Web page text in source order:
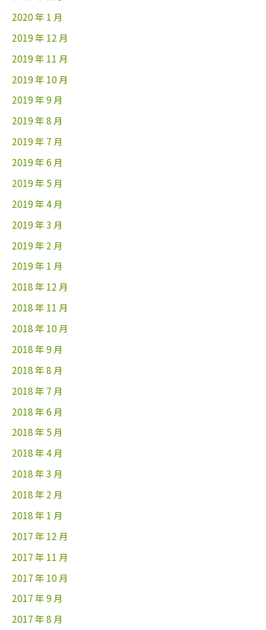
2020 年 1 月
2019 年 12 月
2019 年 11 月
2019 年 10 月
2019 年 9 月
2019 年 8 月
2019 年 7 月
2019 年 6 月
2019 年 5 月
2019 年 4 月
2019 年 3 月
2019 年 2 月
2019 年 1 月
2018 年 12 月
2018 年 11 月
2018 年 10 月
2018 年 9 月
2018 年 8 月
2018 年 7 月
2018 年 6 月
2018 年 5 月
2018 年 4 月
2018 年 3 月
2018 年 2 月
2018 年 1 月
2017 年 12 月
2017 年 11 月
2017 年 10 月
2017 年 9 月
2017 年 8 月